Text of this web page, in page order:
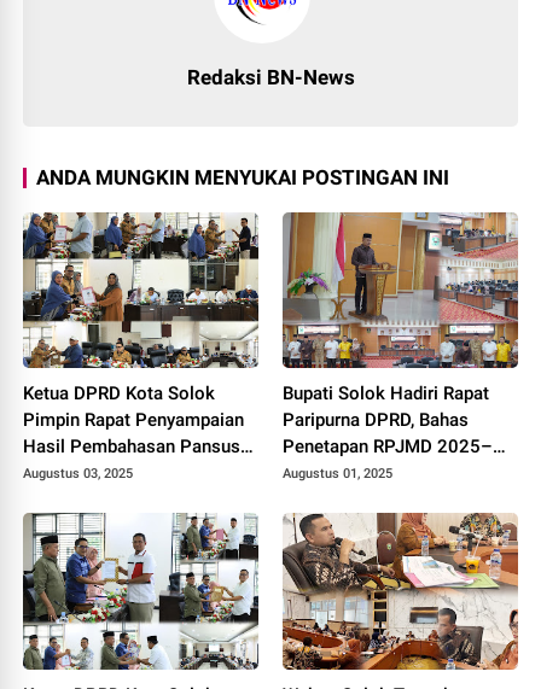
Redaksi BN-News
ANDA MUNGKIN MENYUKAI POSTINGAN INI
Ketua DPRD Kota Solok
Pimpin Rapat Penyampaian
Hasil Pembahasan Pansus
RPJMD Tahun 2025-2029.
Augustus 03, 2025
Bupati Solok Hadiri Rapat
Paripurna DPRD, Bahas
Penetapan RPJMD 2025–
2029
Augustus 01, 2025